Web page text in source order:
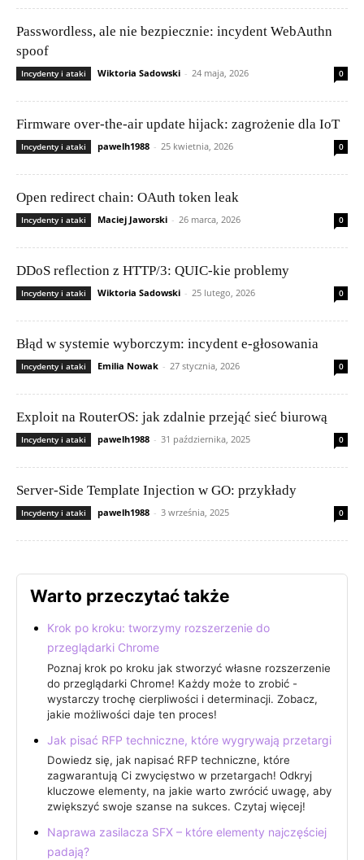
Passwordless, ale nie bezpiecznie: incydent WebAuthn
spoof
Incydenty i ataki Wiktoria Sadowski - 24 maja, 2026 0
Firmware over-the-air update hijack: zagrożenie dla IoT
Incydenty i ataki pawelh1988 - 25 kwietnia, 2026 0
Open redirect chain: OAuth token leak
Incydenty i ataki Maciej Jaworski - 26 marca, 2026 0
DDoS reflection z HTTP/3: QUIC-kie problemy
Incydenty i ataki Wiktoria Sadowski - 25 lutego, 2026 0
Błąd w systemie wyborczym: incydent e-głosowania
Incydenty i ataki Emilia Nowak - 27 stycznia, 2026 0
Exploit na RouterOS: jak zdalnie przejąć sieć biurową
Incydenty i ataki pawelh1988 - 31 października, 2025 0
Server-Side Template Injection w GO: przykłady
Incydenty i ataki pawelh1988 - 3 września, 2025 0
Warto przeczytać także
Krok po kroku: tworzymy rozszerzenie do
przeglądarki Chrome
Poznaj krok po kroku jak stworzyć własne rozszerzenie
do przeglądarki Chrome! Każdy może to zrobić -
wystarczy trochę cierpliwości i determinacji. Zobacz,
jakie możliwości daje ten proces!
Jak pisać RFP techniczne, które wygrywają przetargi
Dowiedz się, jak napisać RFP techniczne, które
zagwarantują Ci zwycięstwo w przetargach! Odkryj
kluczowe elementy, na jakie warto zwrócić uwagę, aby
zwiększyć swoje szanse na sukces. Czytaj więcej!
Naprawa zasilacza SFX – które elementy najczęściej
padają?